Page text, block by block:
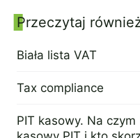
Panel
Przeczytaj
Biała lista VAT
Tax compliance
PIT kasowy. Na czym